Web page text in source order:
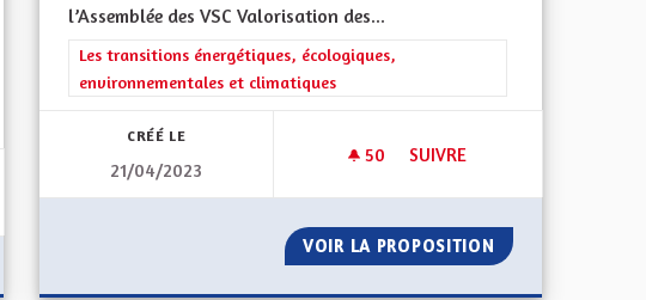
l’Assemblée des VSC Valorisation des...
Filtrer les résultats de la catégorie : Les transitions énergétiques,
Les transitions énergétiques, écologiques,
environnementales et climatiques
CRÉÉ LE
21/04/2023
50 50 ABONNÉS
SUIVRE
VOIR LA PROPOSITION RÉDUCTION